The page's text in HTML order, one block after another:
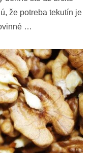
že potreba tekutín je
…